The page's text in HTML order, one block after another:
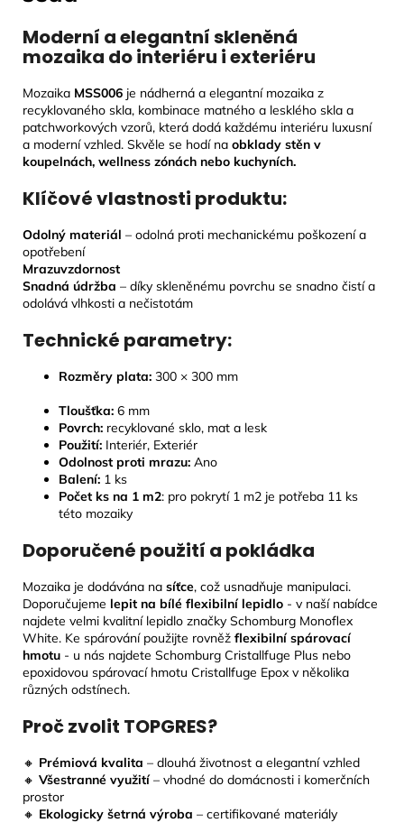
Moderní a elegantní skleněná
mozaika do interiéru i exteriéru
Mozaika MSS006 je nádherná a elegantní mozaika z
recyklovaného skla, kombinace matného a lesklého skla a
patchworkových vzorů, která dodá každému interiéru luxusní
a moderní vzhled. Skvěle se hodí na obklady stěn v
koupelnách, wellness zónách nebo kuchyních.
Klíčové vlastnosti produktu:
Odolný materiál – odolná proti mechanickému poškození a
opotřebení
Mrazuvzdornost
Snadná údržba – díky skleněnému povrchu se snadno čistí a
odolává vlhkosti a nečistotám
Technické parametry:
Rozměry plata: 300 × 300 mm
Tloušťka: 6 mm
Povrch: recyklované sklo, mat a lesk
Použití: Interiér, Exteriér
Odolnost proti mrazu: Ano
Balení: 1 ks
Počet ks na 1 m2: pro pokrytí 1 m2 je potřeba 11 ks
této mozaiky
Doporučené použití a pokládka
Mozaika je dodávána na síťce, což usnadňuje manipulaci.
Doporučujeme lepit na bílé flexibilní lepidlo - v naší nabídce
najdete velmi kvalitní lepidlo značky Schomburg Monoflex
White. Ke spárování použijte rovněž flexibilní spárovací
hmotu - u nás najdete Schomburg Cristallfuge Plus nebo
epoxidovou spárovací hmotu Cristallfuge Epox v několika
různých odstínech.
Proč zvolit TOPGRES?
🔸 Prémiová kvalita – dlouhá životnost a elegantní vzhled
🔸 Všestranné využití – vhodné do domácnosti i komerčních
prostor
🔸 Ekologicky šetrná výroba – certifikované materiály